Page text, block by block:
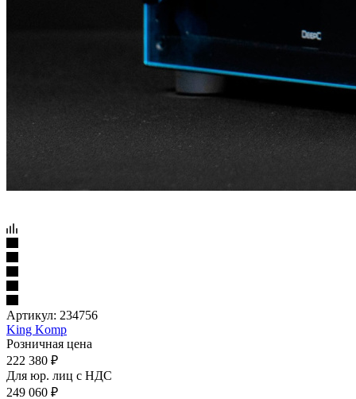
Артикул: 234756
King Komp
Розничная цена
222 380 ₽
Для юр. лиц c НДС
249 060 ₽